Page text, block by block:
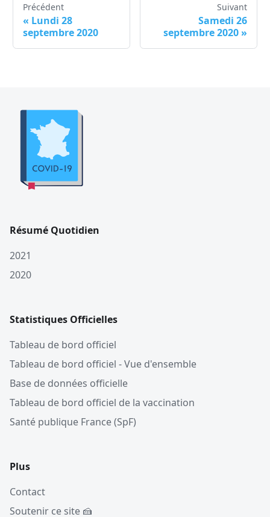
Précédent
« Lundi 28
septembre 2020
Suivant
Samedi 26
septembre 2020 »
Résumé Quotidien
2021
2020
Statistiques Officielles
Tableau de bord officiel
Tableau de bord officiel - Vue d'ensemble
Base de données officielle
Tableau de bord officiel de la vaccination
Santé publique France (SpF)
Plus
Contact
Soutenir ce site 🍰